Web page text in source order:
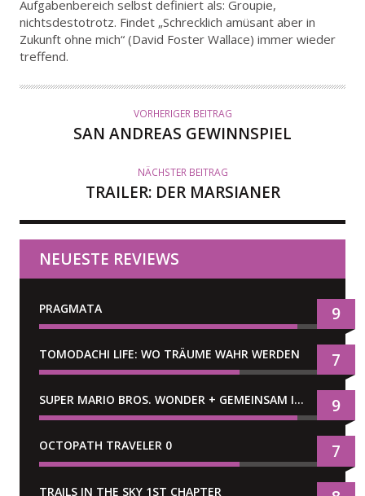
T
O
R
Aufgabenbereich selbst definiert als: Groupie,
nichtsdestotrotz. Findet „Schrecklich amüsant aber in
Zukunft ohne mich“ (David Foster Wallace) immer wieder
treffend.
VORHERIGER BEITRAG
SAN ANDREAS GEWINNSPIEL
NÄCHSTER BEITRAG
TRAILER: DER MARSIANER
NEUESTE REVIEWS
PRAGMATA 9
TOMODACHI LIFE: WO TRÄUME WAHR WERDEN 7
SUPER MARIO BROS. WONDER + GEMEINSAM IM BELLABEL-PARK 9
OCTOPATH TRAVELER 0 7
TRAILS IN THE SKY 1ST CHAPTER